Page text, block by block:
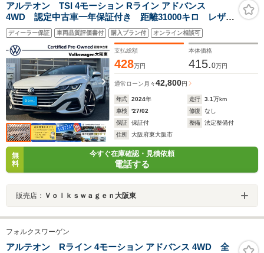
アルテオン TSI 4モーション Rライン アドバンス
4WD 認定中古車一年保証付き 距離31000キロ レザー
シート サンルーフ パールホワイト ナビ オールア
ラウンドビューカメラ シートヒーター ETC ACC
レーンキープアシスト レーンチェンジアシスト
ディーラー保証 車両品質評価書付 購入プラン付 オンライン相談可
支払総額
428万円
本体価格
415.0万円
通常ローン 月々42,800円
年式 2024年 走行 3.1万km
車検
'27/02 修復
なし
保証
保証付 整備
法定整備付
住所
大阪府東大阪市
無
料
今すぐ在庫確認・見積依頼
電話する
販売店： Ｖｏｌｋｓｗａｇｅｎ大阪東
フォルクスワーゲン
アルテオン Rライン 4モーション アドバンス 4WD 全